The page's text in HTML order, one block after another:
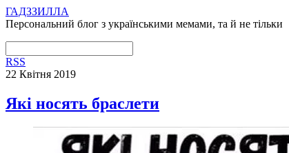
ГАДЗЗИЛЛА
Персональний блог з українськими мемами, та й не тільки
RSS
22 Квітня 2019
Які носять браслети